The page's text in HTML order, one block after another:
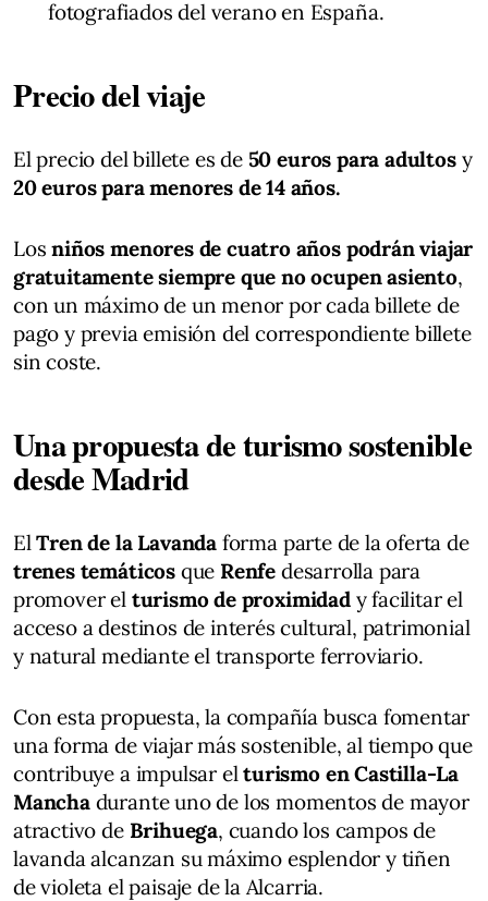
fotografiados del verano en España.
Precio del viaje
El precio del billete es de 50 euros para adultosy
20 euros para menores de 14 años.
Los niños menores de cuatro años podrán viajar
gratuitamente siempre que no ocupen asiento,
con un máximo de un menor por cada billete de
pago y previa emisión del correspondiente billete
sin coste.
Una propuesta de turismo sostenible
desde Madrid
ElTren de la Lavanda forma parte de la oferta de
trenes temáticos que Renfe desarrolla para
promover el turismo de proximidady facilitar el
acceso a destinos de interés cultural, patrimonial
y natural mediante el transporte ferroviario.
Con esta propuesta, la compañía busca fomentar
una forma de viajar más sostenible, al tiempo que
contribuye a impulsar elturismo en Castilla-La
Manchadurante uno de los momentos de mayor
atractivo de Brihuega, cuando los campos de
lavanda alcanzan su máximo esplendor y tiñen
de violeta el paisaje de la Alcarria.